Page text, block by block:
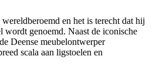
en het is terecht dat hij
wordt genoemd. Naast de iconische
Deense meubelontwerper
scala aan ligstoelen en